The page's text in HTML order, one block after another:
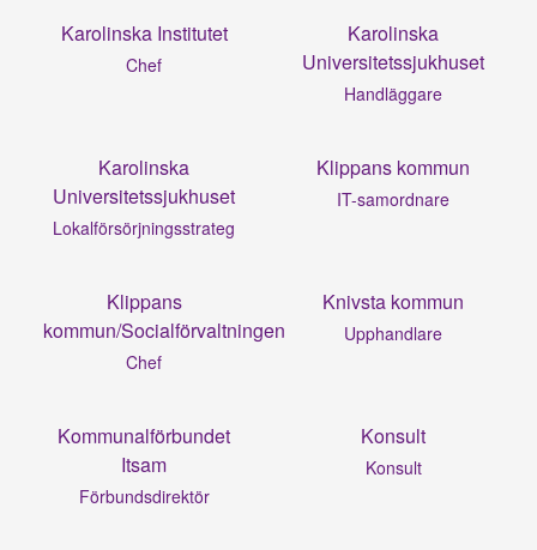
Karolinska Institutet
Chef
Karolinska
Universitetssjukhuset
Handläggare
Karolinska
Universitetssjukhuset
Lokalförsörjningsstrateg
Klippans kommun
IT-samordnare
Klippans
kommun/Socialförvaltningen
Chef
Knivsta kommun
Upphandlare
Kommunalförbundet
Itsam
Förbundsdirektör
Konsult
Konsult